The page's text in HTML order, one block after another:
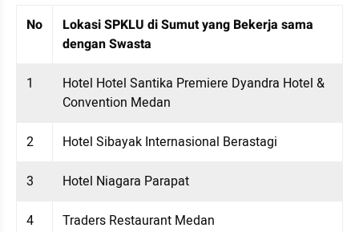
No
Lokasi SPKLU di Sumut yang Bekerja sama
dengan Swasta
1
Hotel Hotel Santika Premiere Dyandra Hotel &
Convention Medan
2 Hotel Sibayak Internasional Berastagi
3 Hotel Niagara Parapat
4 Traders Restaurant Medan